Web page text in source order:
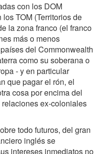
con los DOM
TOM (Territorios de
la zona franco (el franco
más o menos
del Commonwealth
como su soberana o
- y en particular
que pagar el rón, el
cosa por encima del
ex-coloniales
todo futuros, del gran
inglés se
intereses inmediatos no